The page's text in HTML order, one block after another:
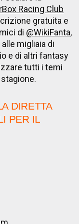
Racing Club
gratuita e
di @WikiFanta,
migliaia di
e di altri fantasy
tutti i temi
DIRETTA
PER IL